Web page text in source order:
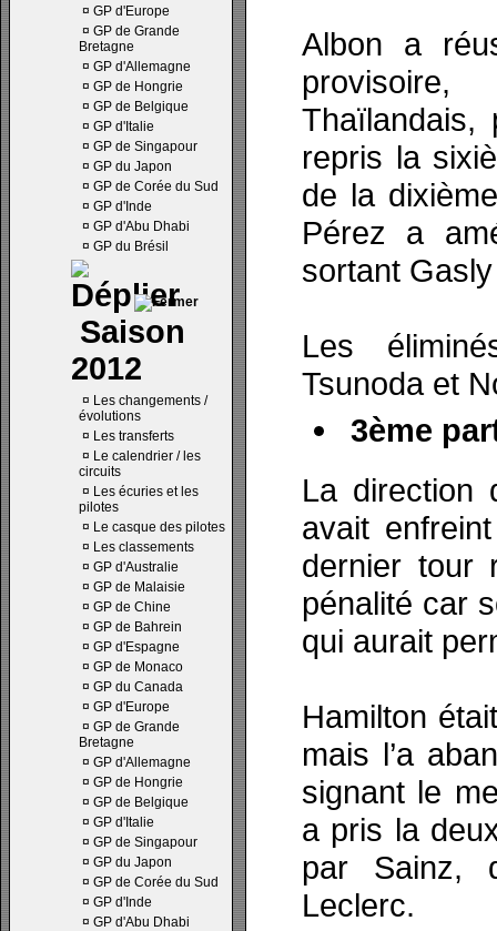
¤ GP d'Europe
¤ GP de Grande
Bretagne
¤ GP d'Allemagne
¤ GP de Hongrie
¤ GP de Belgique
¤ GP d'Italie
¤ GP de Singapour
¤ GP du Japon
¤ GP de Corée du Sud
¤ GP d'Inde
¤ GP d'Abu Dhabi
¤ GP du Brésil
Saison
2012
¤ Les changements /
évolutions
¤ Les transferts
¤ Le calendrier / les
circuits
¤ Les écuries et les
pilotes
¤ Le casque des pilotes
¤ Les classements
¤ GP d'Australie
¤ GP de Malaisie
¤ GP de Chine
¤ GP de Bahrein
¤ GP d'Espagne
¤ GP de Monaco
¤ GP du Canada
¤ GP d'Europe
¤ GP de Grande
Bretagne
¤ GP d'Allemagne
¤ GP de Hongrie
¤ GP de Belgique
¤ GP d'Italie
¤ GP de Singapour
¤ GP du Japon
¤ GP de Corée du Sud
¤ GP d'Inde
¤ GP d'Abu Dhabi
Albon a
Thaïlandais,
repris la
de la
Pérez a
sortant
Les
Tsunoda et
3ème
La direction
avait
dernier tour
pénalité car
qui aurait
Hamilton
mais l’a
signant le
a pris la
par Sainz,
Leclerc.